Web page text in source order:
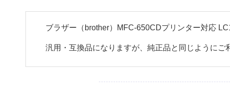
ブラザー（brother）MFC-650CDプリンター対応
汎用・互換品になりますが、純正品と同じようにご